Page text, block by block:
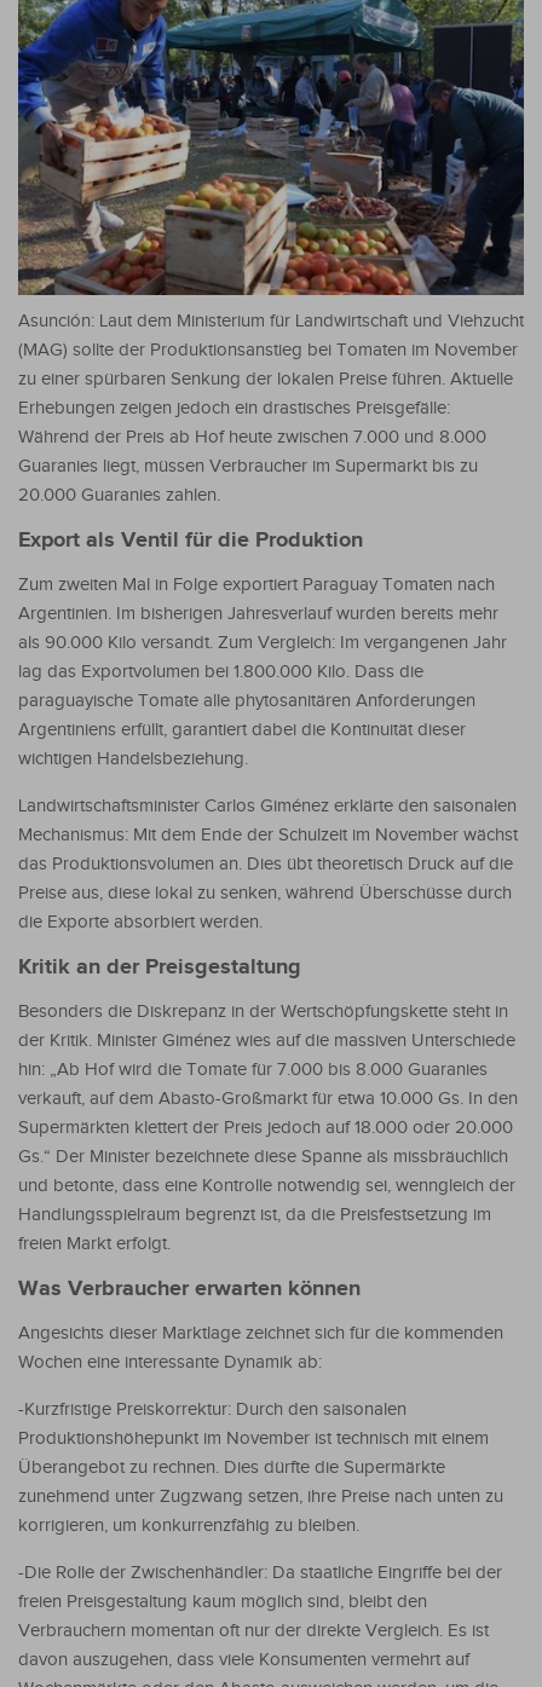
Asunción: Laut dem Ministerium für Landwirtschaft und Viehzucht
(MAG) sollte der Produktionsanstieg bei Tomaten im November
zu einer spürbaren Senkung der lokalen Preise führen. Aktuelle
Erhebungen zeigen jedoch ein drastisches Preisgefälle:
Während der Preis ab Hof heute zwischen 7.000 und 8.000
Guaranies liegt, müssen Verbraucher im Supermarkt bis zu
20.000 Guaranies zahlen.
Export als Ventil für die Produktion
Zum zweiten Mal in Folge exportiert Paraguay Tomaten nach
Argentinien. Im bisherigen Jahresverlauf wurden bereits mehr
als 90.000 Kilo versandt. Zum Vergleich: Im vergangenen Jahr
lag das Exportvolumen bei 1.800.000 Kilo. Dass die
paraguayische Tomate alle phytosanitären Anforderungen
Argentiniens erfüllt, garantiert dabei die Kontinuität dieser
wichtigen Handelsbeziehung.
Landwirtschaftsminister Carlos Giménez erklärte den saisonalen
Mechanismus: Mit dem Ende der Schulzeit im November wächst
das Produktionsvolumen an. Dies übt theoretisch Druck auf die
Preise aus, diese lokal zu senken, während Überschüsse durch
die Exporte absorbiert werden.
Kritik an der Preisgestaltung
Besonders die Diskrepanz in der Wertschöpfungskette steht in
der Kritik. Minister Giménez wies auf die massiven Unterschiede
hin: „Ab Hof wird die Tomate für 7.000 bis 8.000 Guaranies
verkauft, auf dem Abasto-Großmarkt für etwa 10.000 Gs. In den
Supermärkten klettert der Preis jedoch auf 18.000 oder 20.000
Gs.“ Der Minister bezeichnete diese Spanne als missbräuchlich
und betonte, dass eine Kontrolle notwendig sei, wenngleich der
Handlungsspielraum begrenzt ist, da die Preisfestsetzung im
freien Markt erfolgt.
Was Verbraucher erwarten können
Angesichts dieser Marktlage zeichnet sich für die kommenden
Wochen eine interessante Dynamik ab:
-Kurzfristige Preiskorrektur: Durch den saisonalen
Produktionshöhepunkt im November ist technisch mit einem
Überangebot zu rechnen. Dies dürfte die Supermärkte
zunehmend unter Zugzwang setzen, ihre Preise nach unten zu
korrigieren, um konkurrenzfähig zu bleiben.
-Die Rolle der Zwischenhändler: Da staatliche Eingriffe bei der
freien Preisgestaltung kaum möglich sind, bleibt den
Verbrauchern momentan oft nur der direkte Vergleich. Es ist
davon auszugehen, dass viele Konsumenten vermehrt auf